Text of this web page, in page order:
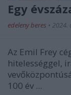
Egy
edeleny beres • 2024.
Az Emil Frey
hitelességgel,
100 év ...